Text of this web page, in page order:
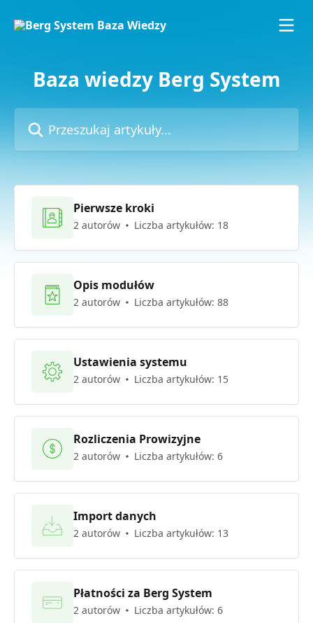
Baza wiedzy Berg System
Pierwsze kroki
2 autorów Liczba artykułów: 18
Opis modułów
2 autorów Liczba artykułów: 88
Ustawienia systemu
2 autorów Liczba artykułów: 15
Rozliczenia Prowizyjne
2 autorów Liczba artykułów: 6
Import danych
2 autorów Liczba artykułów: 13
Płatności za Berg System
2 autorów Liczba artykułów: 6